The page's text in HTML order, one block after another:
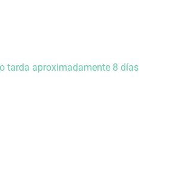
tarda aproximadamente 8 días